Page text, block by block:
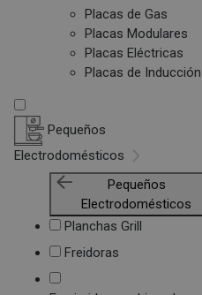
Placas de Gas
Placas Modulares
Placas Eléctricas
Placas de Inducción
Pequeños
Electrodomésticos
Pequeños
Electrodomésticos
Planchas Grill
Freidoras